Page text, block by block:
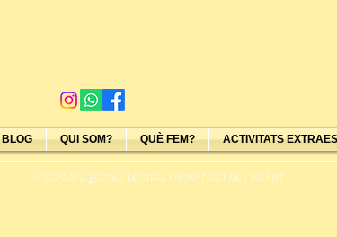
© 2025 AFA ESCOLA MESTRAL L'HOSPITALET DE L'INFANT
BLOG QUI SOM? QUÈ FEM? ACTIVITATS